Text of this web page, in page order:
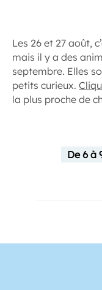
Les 26 et 27 août,
mais il y a des
septembre. Elles
petits curieux.
la plus proche de
De 6 à